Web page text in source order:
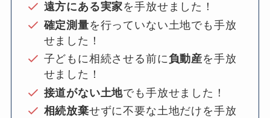
遠方にある実家を手放せました！
確定測量を行っていない土地でも手放
せました！
子どもに相続させる前に負動産を手放
せました！
接道がない土地でも手放せました！
相続放棄せずに不要な土地だけを手放